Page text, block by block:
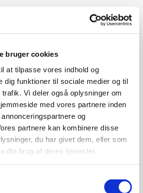
bruger cookies
at tilpasse vores indhold og
dig funktioner til sociale medier og til
Vi deler også oplysninger om
med vores partnere inden
og
partnere kan kombinere disse
du har givet dem, eller som
din brug af deres tjenester.
Aarhus Universitet
i videnskabshistorie ved
Aarhus Universitet.
18.45-21.00
44, 5700 Svendborg (Auditoriet).
Universitet.